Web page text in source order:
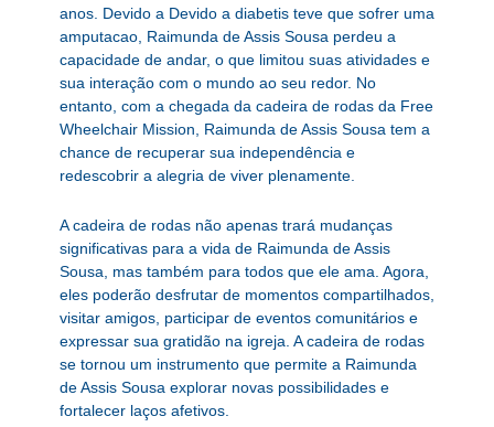
anos. Devido a Devido a diabetis teve que sofrer uma
amputacao, Raimunda de Assis Sousa perdeu a
capacidade de andar, o que limitou suas atividades e
sua interação com o mundo ao seu redor. No
entanto, com a chegada da cadeira de rodas da Free
Wheelchair Mission, Raimunda de Assis Sousa tem a
chance de recuperar sua independência e
redescobrir a alegria de viver plenamente.
A cadeira de rodas não apenas trará mudanças
significativas para a vida de Raimunda de Assis
Sousa, mas também para todos que ele ama. Agora,
eles poderão desfrutar de momentos compartilhados,
visitar amigos, participar de eventos comunitários e
expressar sua gratidão na igreja. A cadeira de rodas
se tornou um instrumento que permite a Raimunda
de Assis Sousa explorar novas possibilidades e
fortalecer laços afetivos.